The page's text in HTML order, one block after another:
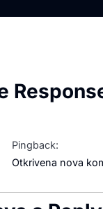
Pingback:
Otkrivena nova